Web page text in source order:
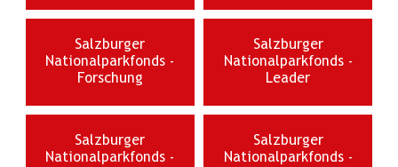
Salzburger
Nationalparkfonds -
Forschung
Salzburger
Nationalparkfonds -
Leader
Salzburger
Nationalparkfonds -
Salzburger
Nationalparkfonds -